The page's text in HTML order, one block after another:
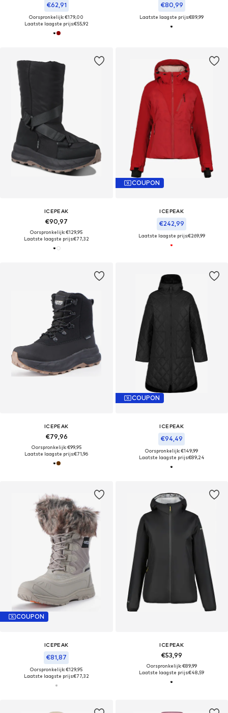
€62,91
Oorspronkelijk: €179,00
Laatste laagste prijs:€55,92
€80,99
Laatste laagste prijs:€89,99
ICEPEAK
€90,97
Oorspronkelijk: €129,95
Laatste laagste prijs:€77,32
COUPON
ICEPEAK
€242,99
Laatste laagste prijs:€269,99
ICEPEAK
€79,96
Oorspronkelijk: €99,95
Laatste laagste prijs:€71,96
COUPON
ICEPEAK
€94,49
Oorspronkelijk: €149,99
Laatste laagste prijs:€89,24
COUPON
ICEPEAK
€81,87
Oorspronkelijk: €129,95
Laatste laagste prijs:€77,32
ICEPEAK
€53,99
Oorspronkelijk: €89,99
Laatste laagste prijs:€48,59